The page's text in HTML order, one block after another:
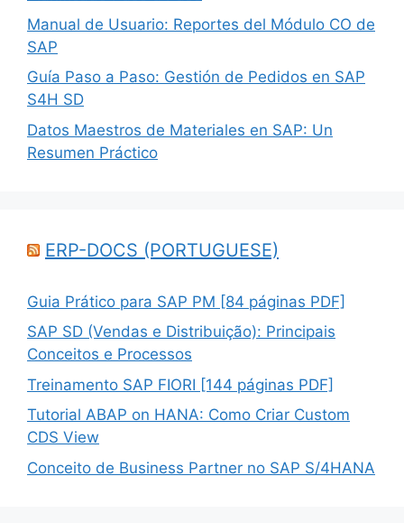
Manual de Usuario: Reportes del Módulo CO de
SAP
Guía Paso a Paso: Gestión de Pedidos en SAP
S4H SD
Datos Maestros de Materiales en SAP: Un
Resumen Práctico
ERP-DOCS (PORTUGUESE)
Guia Prático para SAP PM [84 páginas PDF]
SAP SD (Vendas e Distribuição): Principais
Conceitos e Processos
Treinamento SAP FIORI [144 páginas PDF]
Tutorial ABAP on HANA: Como Criar Custom
CDS View
Conceito de Business Partner no SAP S/4HANA